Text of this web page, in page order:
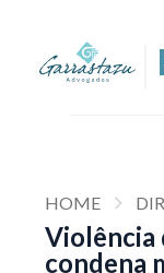
HOME
Violência
condena